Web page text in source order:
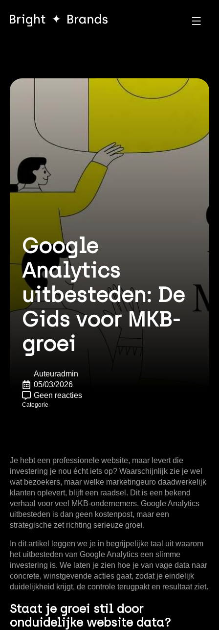
Google
Analytics
uitbesteden: De
Gids voor MKB-
groei
Auteuradmin
05/03/2026
Geen reacties
Categorie
Je hebt een professionele website, maar levert die
investering je nou écht iets op? Waarschijnlijk zie je wel
wat bezoekers, maar welke marketingeuro daadwerkelijk
klanten oplevert, blijft een raadsel. Dit is een bekend
verhaal voor veel MKB-ondernemers. Google Analytics
uitbesteden is dan geen kostenpost, maar een
strategische zet richting serieuze groei.
In dit artikel leggen we je in begrijpelijke taal uit waarom
het uitbesteden van Google Analytics een slimme
investering is. We laten je zien hoe je van vage data naar
concrete, winstgevende acties gaat, zodat je eindelijk
duidelijkheid krijgt, de controle terugpakt en resultaat ziet.
Staat je groei stil door
onduidelijke website data?